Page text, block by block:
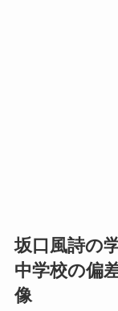
坂口風詩の
中学校の偏
像